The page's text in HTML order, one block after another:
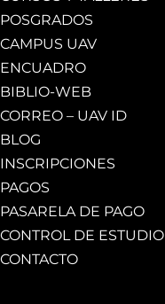
POSGRADOS
CAMPUS UAV
ENCUADRO
BIBLIO-WEB
CORREO – UAV ID
BLOG
INSCRIPCIONES
PAGOS
PASARELA DE PAGO
CONTROL DE ESTUDIO
CONTACTO